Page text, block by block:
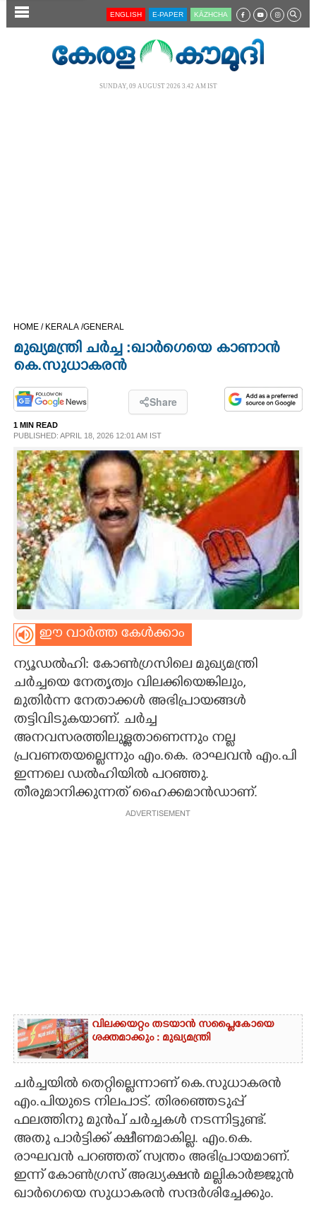
SECTIONS
CINEMA
OPINION
PHOTOS
LIFESTYLE
SPIRITUAL
INFO+
ART
CARTOONS
LITERATURE
ZOOM
CONTACT US
ENGLISH E-PAPER KĀZHCHA
SUNDAY, 09 AUGUST 2026 3.42 AM IST
HOME / KERALA /GENERAL
മുഖ്യമന്ത്രി ചർച്ച :ഖാർഗെയെ കാണാൻ
കെ.സുധാകരൻ
Share
1 MIN READ
PUBLISHED: APRIL 18, 2026 12:01 AM IST
ഈ വാർത്ത കേൾക്കാം
ന്യൂഡൽഹി: കോൺഗ്രസിലെ മുഖ്യമന്ത്രി
ചർച്ചയെ നേതൃത്വം വിലക്കിയെങ്കിലും,​
മുതിർന്ന നേതാക്കൾ അഭിപ്രായങ്ങൾ
തട്ടിവിടുകയാണ്. ചർച്ച
അനവസരത്തിലുള്ളതാണെന്നും നല്ല
പ്രവണതയല്ലെന്നും എം.കെ. രാഘവൻ എം.പി
ഇന്നലെ ഡൽഹിയിൽ പറഞ്ഞു.
തീരുമാനിക്കുന്നത് ഹൈക്കമാൻഡാണ്.
ADVERTISEMENT
വിലക്കയറ്റം തടയാൻ സപ്ലൈകോയെ
ശക്തമാക്കും : മുഖ്യമന്ത്രി
ചർച്ചയിൽ തെറ്റില്ലെന്നാണ് കെ.സുധാകരൻ
എം.പിയുടെ നിലപാട്. തിരഞ്ഞെടുപ്പ്
ഫലത്തിനു മുൻപ് ചർച്ചകൾ നടന്നിട്ടുണ്ട്.
അതു പാർട്ടിക്ക് ക്ഷീണമാകില്ല. എം.കെ.
രാഘവൻ പറഞ്ഞത് സ്വന്തം അഭിപ്രായമാണ്.
ഇന്ന് കോൺഗ്രസ് അദ്ധ്യക്ഷൻ മല്ലികാർജ്ജുൻ
ഖാർഗെയെ സുധാകരൻ സന്ദർശിച്ചേക്കും.